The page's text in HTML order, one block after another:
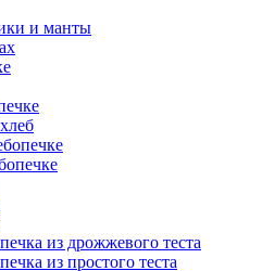
и манты
из дрожжевого теста
из простого теста